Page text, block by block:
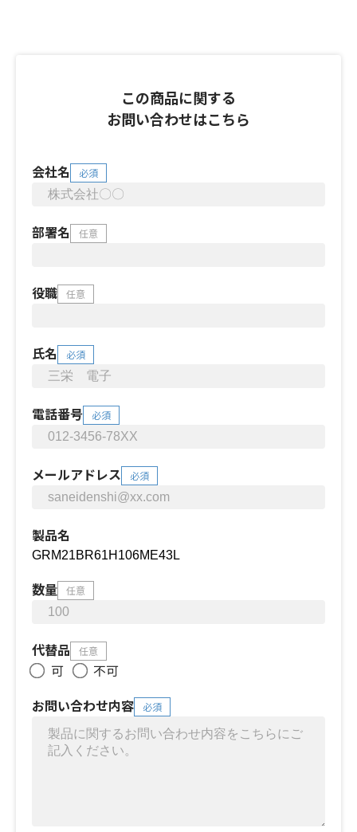
この商品に関する
お問い合わせはこちら
会社名 必須
部署名 任意
役職 任意
氏名 必須
電話番号 必須
メールアドレス 必須
製品名
数量 任意
代替品 任意
可
不可
お問い合わせ内容
必須